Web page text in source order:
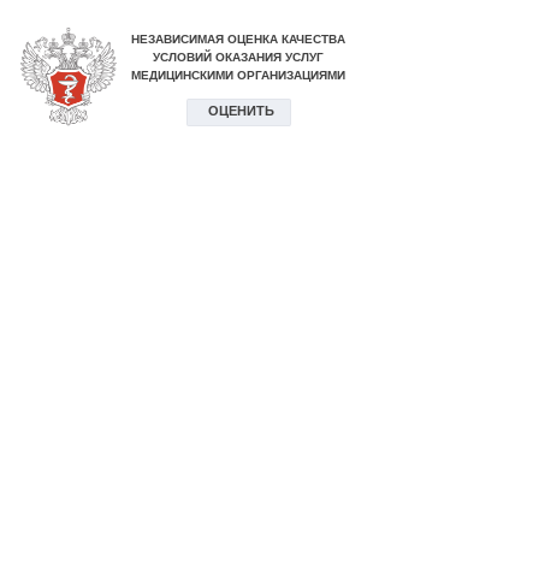
НЕЗАВИСИМАЯ ОЦЕНКА КАЧЕСТВА
УСЛОВИЙ ОКАЗАНИЯ УСЛУГ
МЕДИЦИНСКИМИ ОРГАНИЗАЦИЯМИ
ОЦЕНИТЬ